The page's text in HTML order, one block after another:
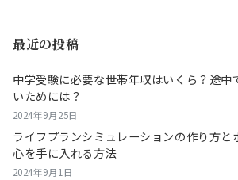
最近の投稿
中学受験に必要な世帯年収はいくら？途中
いためには？
2024年9月25日
ライフプランシミュレーションの作り方と
心を手に入れる方法
2024年9月1日